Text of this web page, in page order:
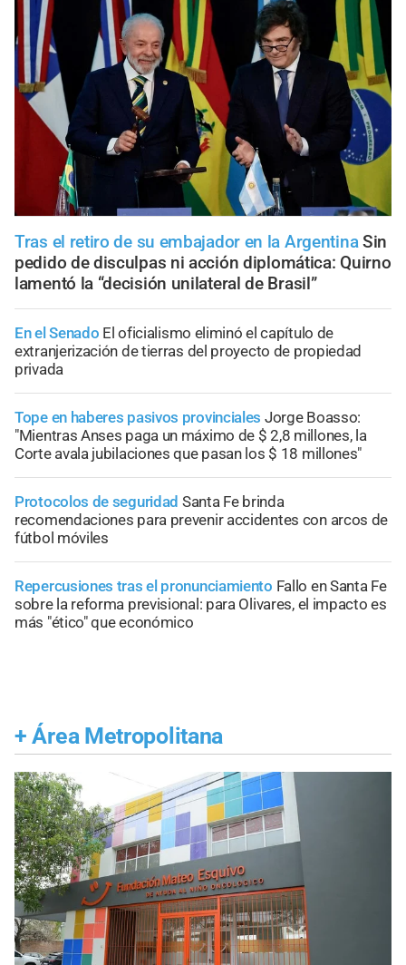
Tras el retiro de su embajador en la Argentina Sin
pedido de disculpas ni acción diplomática: Quirno
lamentó la “decisión unilateral de Brasil”
En el Senado El oficialismo eliminó el capítulo de
extranjerización de tierras del proyecto de propiedad
privada
Tope en haberes pasivos provinciales Jorge Boasso:
"Mientras Anses paga un máximo de $ 2,8 millones, la
Corte avala jubilaciones que pasan los $ 18 millones"
Protocolos de seguridad Santa Fe brinda
recomendaciones para prevenir accidentes con arcos de
fútbol móviles
Repercusiones tras el pronunciamiento Fallo en Santa Fe
sobre la reforma previsional: para Olivares, el impacto es
más "ético" que económico
+ Área Metropolitana